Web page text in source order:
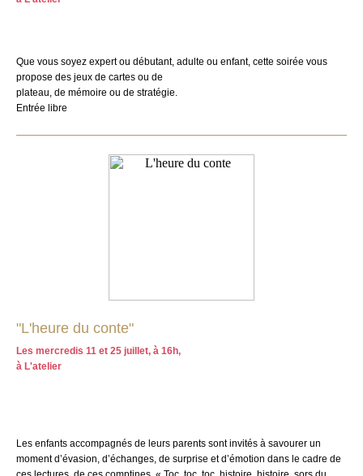
Que vous soyez expert ou débutant, adulte ou enfant, cette soirée vous
propose des jeux de cartes ou de
plateau, de mémoire ou de stratégie.
Entrée libre
"L'heure du conte"
Les mercredis 11 et 25 juillet, à 16h,
à L'atelier
Les enfants accompagnés de leurs parents sont invités à savourer un
moment d’évasion, d’échanges, de surprise et d’émotion dans le cadre de